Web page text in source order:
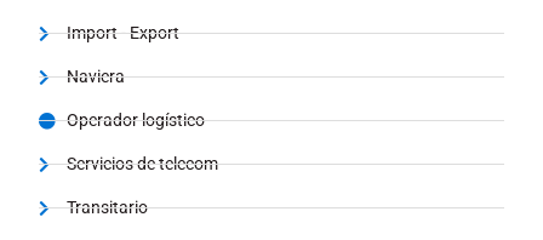
Import - Export
Naviera
Operador logístico
Servicios de telecom
Transitario